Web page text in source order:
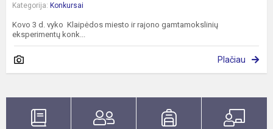
Kategorija: Konkursai
Kovo 3 d. vyko Klaipėdos miesto ir rajono gamtamokslinių
eksperimentų konk...
Plačiau